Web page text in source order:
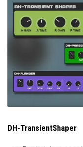
DH-TransientShaper